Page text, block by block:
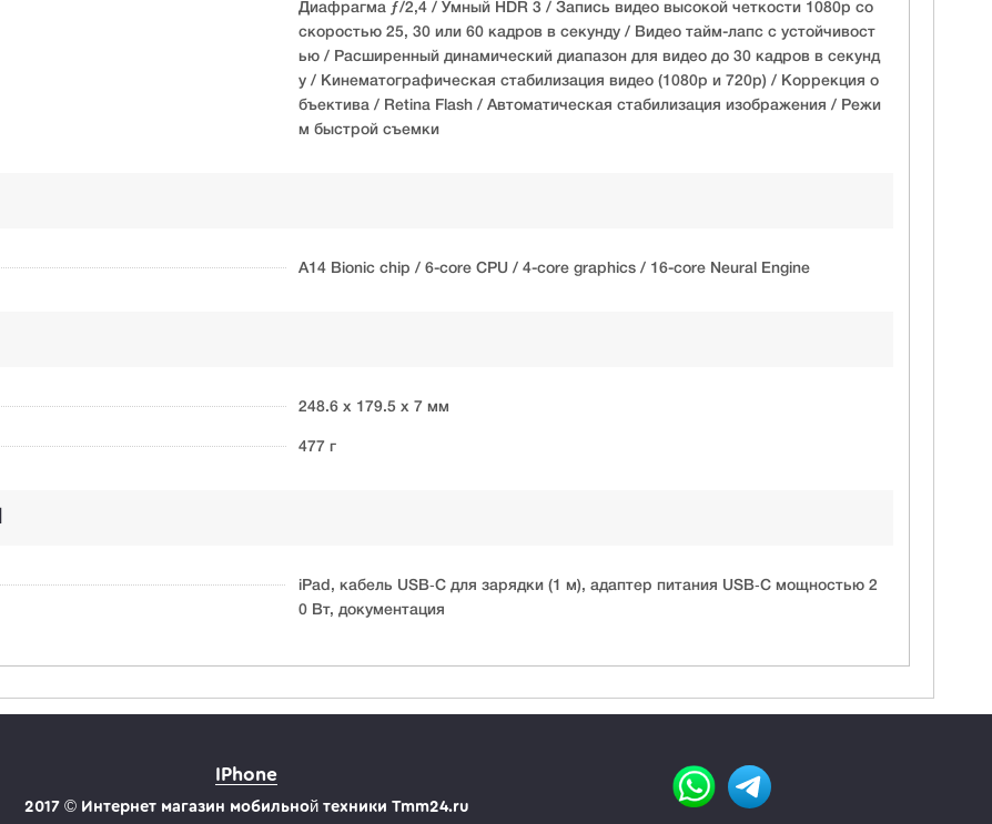
Диафрагма ƒ/2,4 / Умный HDR 3 / Запись видео высокой четкости 1080p со
скоростью 25, 30 или 60 кадров в секунду / Видео тайм-лапс с устойчивост
ью / Расширенный динамический диапазон для видео до 30 кадров в секунд
у / Кинематографическая стабилизация видео (1080p и 720p) / Коррекция о
бъектива / Retina Flash / Автоматическая стабилизация изображения / Режи
м быстрой съемки
A14 Bionic chip / 6-core CPU / 4-core graphics / 16-core Neural Engine
248.6 х 179.5 х 7 мм
477 г
iPad, кабель USB‑C для зарядки (1 м), адаптер питания USB‑C мощностью 2
0 Вт, документация
IPhone
2017 © Интернет магазин мобильной техники Tmm24.ru